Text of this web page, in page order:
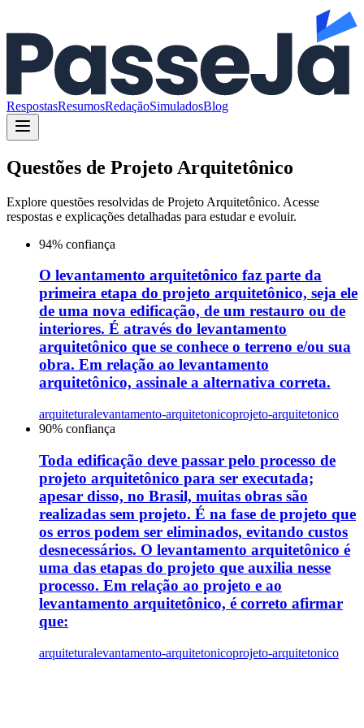
RespostasResumosRedaçãoSimuladosBlog
Questões de Projeto Arquitetônico
Explore questões resolvidas de Projeto Arquitetônico. Acesse
respostas e explicações detalhadas para estudar e evoluir.
94% confiança
O levantamento arquitetônico faz parte da
primeira etapa do projeto arquitetônico, seja ele
de uma nova edificação, de um restauro ou de
interiores. É através do levantamento
arquitetônico que se conhece o terreno e/ou sua
obra. Em relação ao levantamento
arquitetônico, assinale a alternativa correta.
arquiteturalevantamento-arquitetonicoprojeto-arquitetonico
90% confiança
Toda edificação deve passar pelo processo de
projeto arquitetônico para ser executada;
apesar disso, no Brasil, muitas obras são
realizadas sem projeto. É na fase de projeto que
os erros podem ser eliminados, evitando custos
desnecessários. O levantamento arquitetônico é
uma das etapas do projeto que auxilia nesse
processo. Em relação ao projeto e ao
levantamento arquitetônico, é correto afirmar
que:
arquiteturalevantamento-arquitetonicoprojeto-arquitetonico